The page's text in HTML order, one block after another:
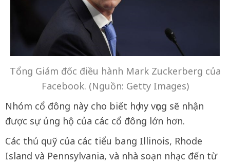
Tổng Giám đốc điều hành Mark Zuckerberg của
Facebook. (Nguồn: Getty Images)
Nhóm cổ đông này cho biết họ hy vọng sẽ nhận
được sự ủng hộ của các cổ đông lớn hơn.
Các thủ quỹ của các tiểu bang Illinois, Rhode
Island và Pennsylvania, và nhà soạn nhạc đến từ